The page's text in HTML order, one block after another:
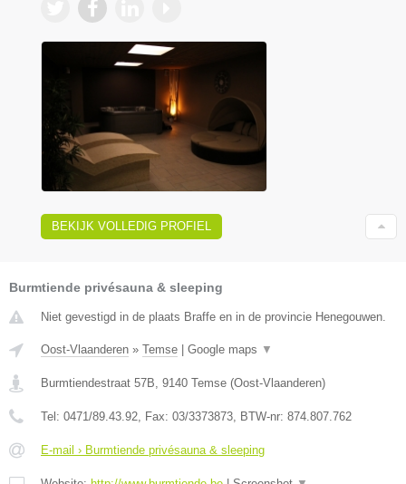
BEKIJK VOLLEDIG PROFIEL
Burmtiende privésauna & sleeping
Niet gevestigd in de plaats Braffe en in de provincie Henegouwen.
Oost-Vlaanderen » Temse Google maps ▼
Burmtiendestraat 57B, 9140 Temse (Oost-Vlaanderen)
Tel: 0471/89.43.92, Fax: 03/3373873, BTW-nr: 874.807.762
E-mail › Burmtiende privésauna & sleeping